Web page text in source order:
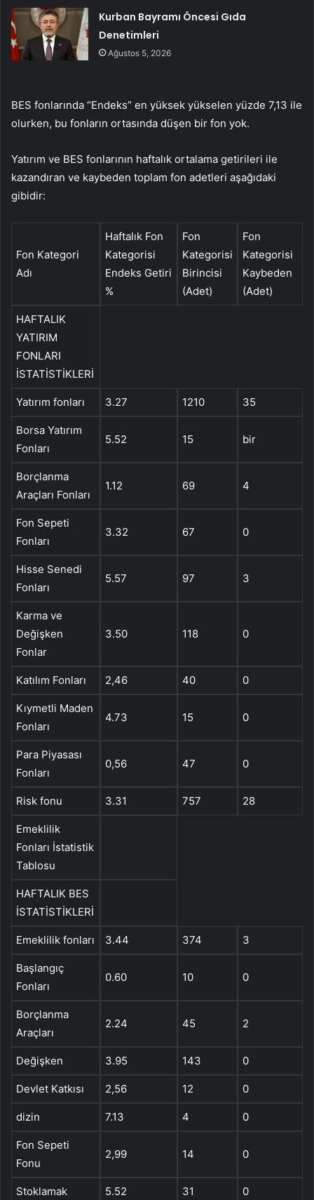
Kurban Bayramı Öncesi Gıda
Denetimleri
Ağustos 5, 2026
BES fonlarında “Endeks” en yüksek yükselen yüzde 7,13 ile
olurken, bu fonların ortasında düşen bir fon yok.
Yatırım ve BES fonlarının haftalık ortalama getirileri ile
kazandıran ve kaybeden toplam fon adetleri aşağıdaki
gibidir:
Fon Kategori
Adı
Haftalık Fon
Kategorisi
Endeks Getiri
%
Fon
Kategorisi
Birincisi
(Adet)
Fon
Kategorisi
Kaybeden
(Adet)
HAFTALIK
YATIRIM
FONLARI
İSTATİSTİKLERİ
Yatırım fonları 3.27 1210 35
Borsa Yatırım
Fonları
5.52 15 bir
Borçlanma
Araçları Fonları
1.12 69 4
Fon Sepeti
Fonları
3.32 67 0
Hisse Senedi
Fonları
5.57 97 3
Karma ve
Değişken
Fonlar
3.50 118 0
Katılım Fonları 2,46 40 0
Kıymetli Maden
Fonları
4.73 15 0
Para Piyasası
Fonları
0,56 47 0
Risk fonu 3.31 757 28
Emeklilik
Fonları İstatistik
Tablosu
HAFTALIK BES
İSTATİSTİKLERİ
Emeklilik fonları 3.44 374 3
Başlangıç ​​
Fonları
0.60 10 0
Borçlanma
Araçları
2.24 45 2
Değişken 3.95 143 0
Devlet Katkısı 2,56 12 0
dizin 7.13 4 0
Fon Sepeti
Fonu
2,99 14 0
Stoklamak 5.52 31 0